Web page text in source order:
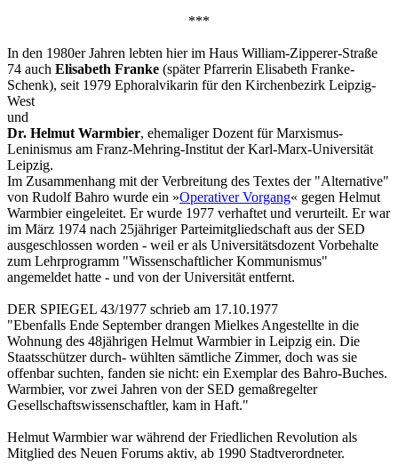
***
In den 1980er Jahren lebten hier im Haus William-Zipperer-Straße
74 auch Elisabeth Franke (später Pfarrerin Elisabeth Franke-
Schenk), seit 1979 Ephoralvikarin für den Kirchenbezirk Leipzig-
West
und
Dr. Helmut Warmbier, ehemaliger Dozent für Marxismus-
Leninismus am Franz-Mehring-Institut der Karl-Marx-Universität
Leipzig.
Im Zusammenhang mit der Verbreitung des Textes der "Alternative"
von Rudolf Bahro wurde ein »Operativer Vorgang« gegen Helmut
Warmbier eingeleitet. Er wurde 1977 verhaftet und verurteilt. Er war
im März 1974 nach 25jähriger Parteimitgliedschaft aus der SED
ausgeschlossen worden - weil er als Universitätsdozent Vorbehalte
zum Lehrprogramm "Wissenschaftlicher Kommunismus"
angemeldet hatte - und von der Universität entfernt.
DER SPIEGEL 43/1977 schrieb am 17.10.1977
"Ebenfalls Ende September drangen Mielkes Angestellte in die
Wohnung des 48jährigen Helmut Warmbier in Leipzig ein. Die
Staatsschützer durch- wühlten sämtliche Zimmer, doch was sie
offenbar suchten, fanden sie nicht: ein Exemplar des Bahro-Buches.
Warmbier, vor zwei Jahren von der SED gemaßregelter
Gesellschaftswissenschaftler, kam in Haft."
Helmut Warmbier war während der Friedlichen Revolution als
Mitglied des Neuen Forums aktiv, ab 1990 Stadtverordneter.